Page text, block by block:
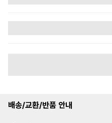
배송/교환/반품 안내